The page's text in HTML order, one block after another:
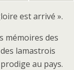
est arrivé ».
mémoires des
lamastrois
au pays.